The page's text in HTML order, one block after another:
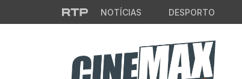
Saltar para o conteúdo principal
NOTÍCIAS DESPORTO